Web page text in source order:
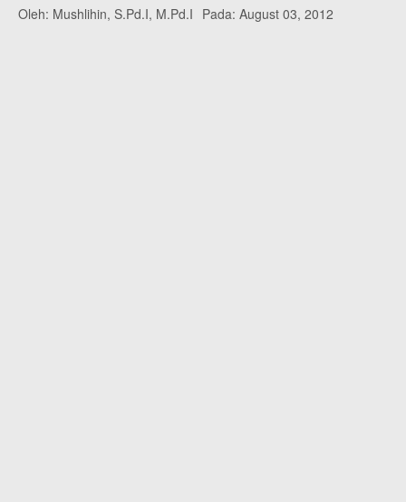
Oleh: Mushlihin, S.Pd.I, M.Pd.I Pada: August 03, 2012